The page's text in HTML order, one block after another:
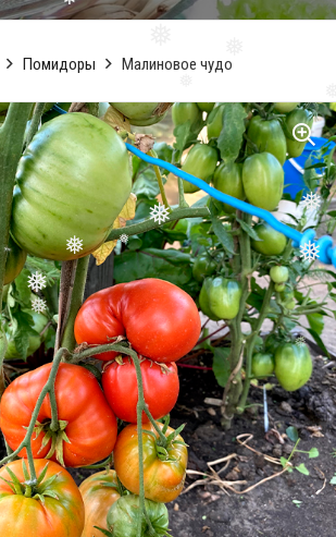
❅
❅
❅
❅
❅
❅
❅
❅
❅
❅
❅
Помидоры Малиновое чудо